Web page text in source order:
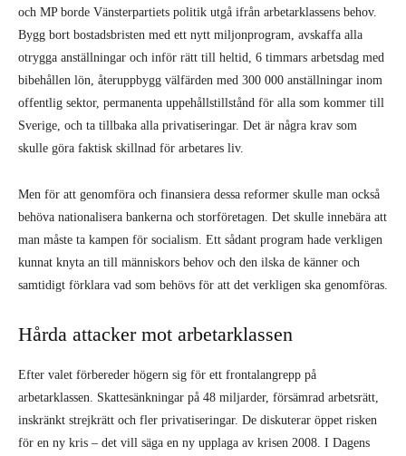
och MP borde Vänsterpartiets politik utgå ifrån arbetarklassens behov.
Bygg bort bostadsbristen med ett nytt miljonprogram, avskaffa alla
otrygga anställningar och inför rätt till heltid, 6 timmars arbetsdag med
bibehållen lön, återuppbygg välfärden med 300 000 anställningar inom
offentlig sektor, permanenta uppehållstillstånd för alla som kommer till
Sverige, och ta tillbaka alla privatiseringar. Det är några krav som
skulle göra faktisk skillnad för arbetares liv.
Men för att genomföra och finansiera dessa reformer skulle man också
behöva nationalisera bankerna och storföretagen. Det skulle innebära att
man måste ta kampen för socialism. Ett sådant program hade verkligen
kunnat knyta an till människors behov och den ilska de känner och
samtidigt förklara vad som behövs för att det verkligen ska genomföras.
Hårda attacker mot arbetarklassen
Efter valet förbereder högern sig för ett frontalangrepp på
arbetarklassen. Skattesänkningar på 48 miljarder, försämrad arbetsrätt,
inskränkt strejkrätt och fler privatiseringar. De diskuterar öppet risken
för en ny kris – det vill säga en ny upplaga av krisen 2008. I Dagens